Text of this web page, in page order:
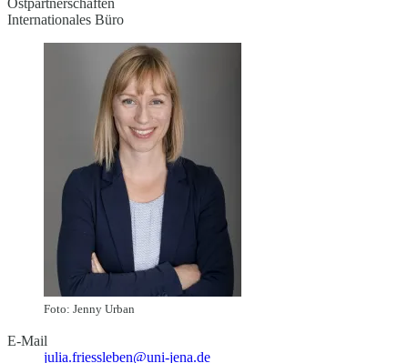
Ostpartnerschaften
Internationales Büro
Foto: Jenny Urban
E-Mail
julia.friessleben@uni-jena.de